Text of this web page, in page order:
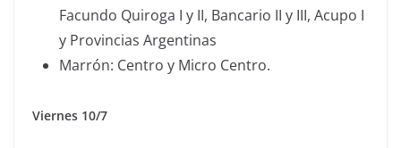
Facundo Quiroga I y II, Bancario II y III, Acupo I
y Provincias Argentinas
Marrón: Centro y Micro Centro.
Viernes 10/7